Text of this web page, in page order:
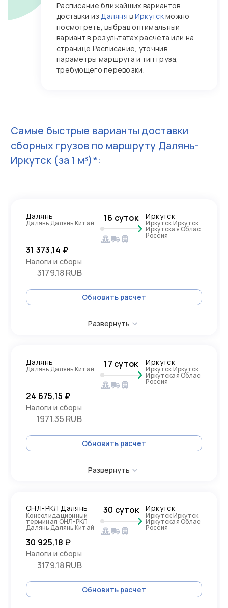
Расписание ближайших вариантов
доставки изДаляня в Иркутскможно
посмотреть, выбрав оптимальный
вариант в результатах расчета или на
странице Расписание, уточнив
параметры маршрута и тип груза,
требующего перевозки.
Самые быстрые варианты доставки
сборных грузов по маршруту Далянь-
Иркутск(за 1 м³)*:
Далянь
Далянь Далянь Китай 16 суток Иркутск
Иркутск Иркутск
Иркутская Область,
Россия
31 373,14 ₽
Налоги и сборы
3179.18 RUB
Обновить расчет
Развернуть
Далянь
Далянь Далянь Китай 17 суток Иркутск
Иркутск Иркутск
Иркутская Область,
Россия
24 675,15 ₽
Налоги и сборы
1971.35 RUB
Обновить расчет
Развернуть
ОНЛ-РКЛ Далянь
Консолидационный
терминал ОНЛ-РКЛ
Далянь Далянь Китай
30 суток Иркутск
Иркутск Иркутск
Иркутская Область,
Россия
30 925,18 ₽
Налоги и сборы
3179.18 RUB
Обновить расчет